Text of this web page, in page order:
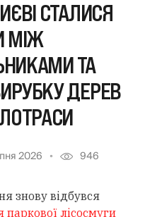
СТАЛИСЯ
МІЖ
ТА
ДЕРЕВ
2026 946
знову відбувся
лісосмуги